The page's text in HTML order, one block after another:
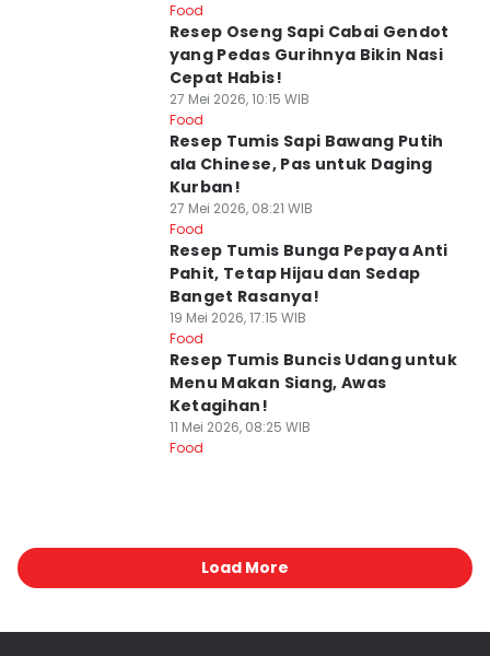
Food
Resep Oseng Sapi Cabai Gendot
yang Pedas Gurihnya Bikin Nasi
Cepat Habis!
27 Mei 2026, 10:15 WIB
Food
Resep Tumis Sapi Bawang Putih
ala Chinese, Pas untuk Daging
Kurban!
27 Mei 2026, 08:21 WIB
Food
Resep Tumis Bunga Pepaya Anti
Pahit, Tetap Hijau dan Sedap
Banget Rasanya!
19 Mei 2026, 17:15 WIB
Food
Resep Tumis Buncis Udang untuk
Menu Makan Siang, Awas
Ketagihan!
11 Mei 2026, 08:25 WIB
Food
Load More